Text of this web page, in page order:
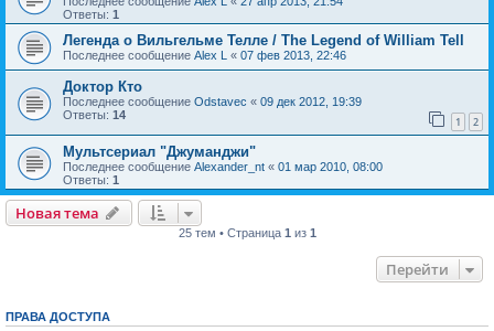
Ответы: 1
Легенда о Вильгельме Телле / The Legend of William Tell
Последнее сообщение Alex L « 07 фев 2013, 22:46
Доктор Кто
Последнее сообщение Odstavec « 09 дек 2012, 19:39
Ответы: 14 1 2
Мультсериал "Джуманджи"
Последнее сообщение Alexander_nt « 01 мар 2010, 08:00
Ответы: 1
Новая тема
25 тем • Страница 1 из 1
Перейти
ПРАВА ДОСТУПА